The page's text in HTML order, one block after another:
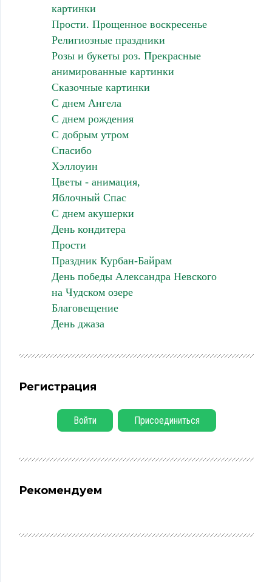
картинки
Прости. Прощенное воскресенье
Религиозные праздники
Розы и букеты роз. Прекрасные
анимированные картинки
Сказочные картинки
С днем Ангела
С днем рождения
С добрым утром
Спасибо
Хэллоуин
Цветы - анимация,
Яблочный Спас
С днем акушерки
День кондитера
Прости
Праздник Курбан-Байрам
День победы Александра Невского
на Чудском озере
Благовещение
День джаза
Регистрация
Войти Присоединиться
Рекомендуем